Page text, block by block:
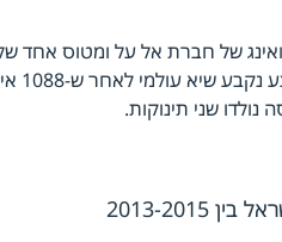
האוויר בואינג 707 יחד עם 23 מטוסי בואינג של חברת